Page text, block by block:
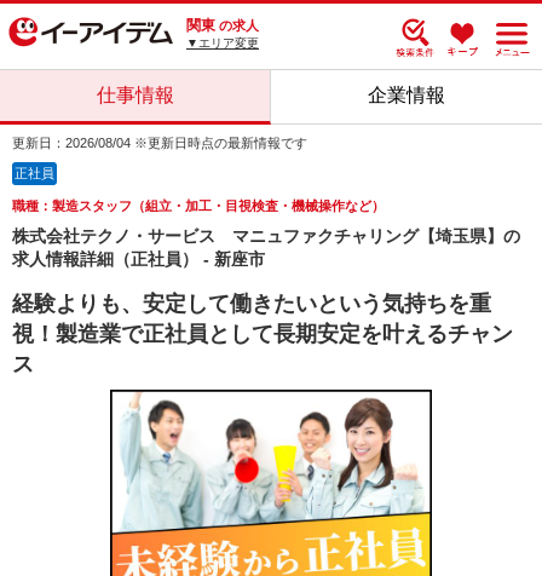
関東 の求人
▼エリア変更
仕事情報 企業情報
更新日：2026/08/04 ※更新日時点の最新情報です
正社員
職種：製造スタッフ（組立・加工・目視検査・機械操作など）
株式会社テクノ・サービス マニュファクチャリング【埼玉県】の
求人情報詳細（正社員） - 新座市
経験よりも、安定して働きたいという気持ちを重
視！製造業で正社員として長期安定を叶えるチャン
ス